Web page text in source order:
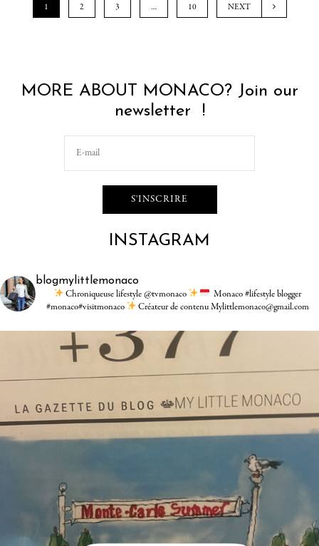
1 2 3 … 10 NEXT
MORE ABOUT MONACO? Join our
newsletter !
INSTAGRAM
blogmylittlemonaco
Chroniqueuse lifestyle @tvmonaco
Monaco #lifestyle blogger
#monaco#visitmonaco
Créateur de contenu Mylittlemonaco@gmail.com